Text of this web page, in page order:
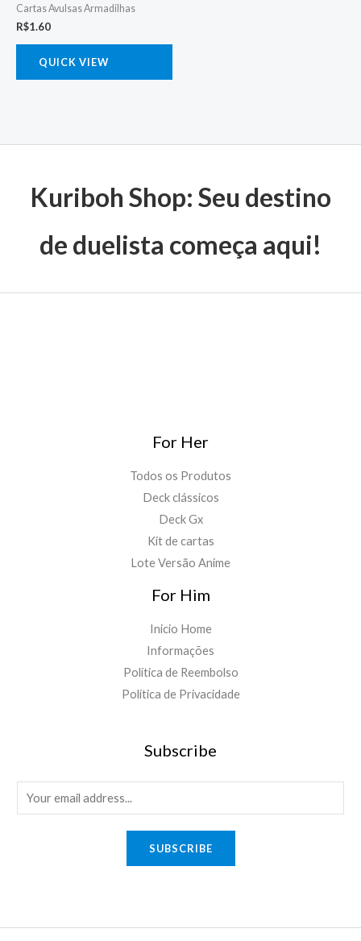
Cartas Avulsas Armadilhas
R$1.60
QUICK VIEW
Kuriboh Shop: Seu destino
de duelista começa aqui!
For Her
Todos os Produtos
Deck clássicos
Deck Gx
Kit de cartas
Lote Versão Anime
For Him
Inicio Home
Informações
Política de Reembolso
Política de Privacidade
Subscribe
m
SUBSCRIBE